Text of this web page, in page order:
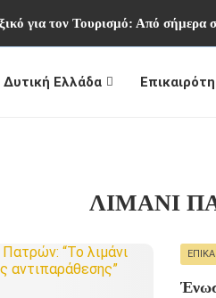
για τον Τουρισμό: Από σήμερα
Ελλάδα
ΛΙΜΑΝΙ